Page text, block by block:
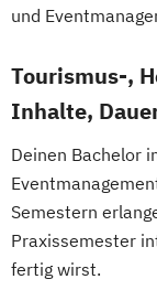
und
Tourismus-,
Inhalte,
Deinen Bachelor
Semestern
Praxissemester
fertig wirst.